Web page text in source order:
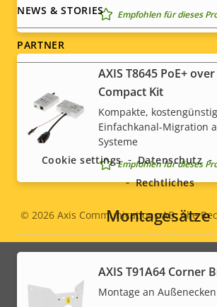
Empfohlen für dieses
AXIS T8645 PoE+
Compact Kit
Kompakte,
Einfachkanal-Migration
Systeme
Empfohlen für dieses
Montagesätze
AXIS T91A64 Corner
Montage an Außenecken
NEWS & STORIES
PARTNER
Social
menu
Legal
menu
© 2026 Axis Communications AB. Alle
Cookie settings Datenschutz
Rechtliches